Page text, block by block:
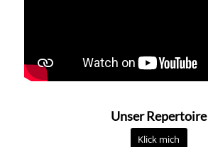
Unser Repertoire
Klick mich